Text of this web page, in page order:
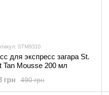
STM9310
для экспресс загара St.
Tan Mousse 200 мл
490 грн
грн